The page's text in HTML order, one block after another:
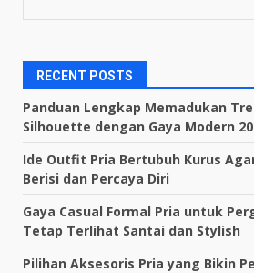
RECENT POSTS
Panduan Lengkap Memadukan
Silhouette dengan Gaya Modern
Ide Outfit Pria Bertubuh Kurus
Berisi dan Percaya Diri
Gaya Casual Formal Pria untuk
Tetap Terlihat Santai dan Stylish
Pilihan Aksesoris Pria yang Bikin